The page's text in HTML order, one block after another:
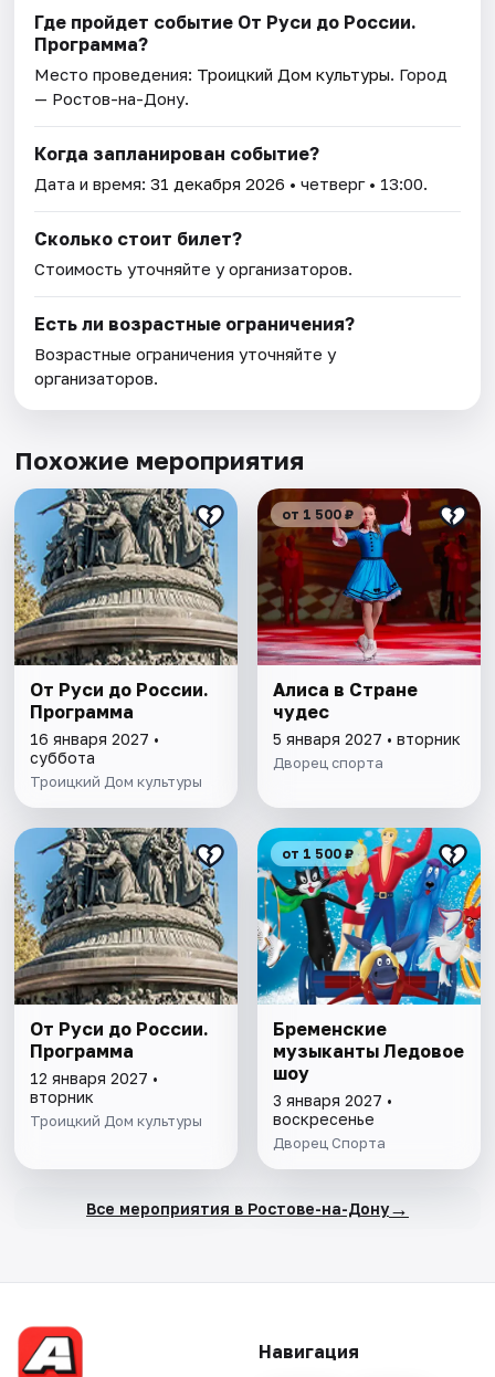
Где пройдет событие От Руси до России.
Программа?
Место проведения: Троицкий Дом культуры. Город
— Ростов-на-Дону.
Когда запланирован событие?
Дата и время:31 декабря 2026 • четверг • 13:00.
Сколько стоит билет?
Стоимость уточняйте у организаторов.
Есть ли возрастные ограничения?
Возрастные ограничения уточняйте у
организаторов.
Похожие мероприятия
От Руси до России.
Программа
16 января 2027 •
суббота
Троицкий Дом культуры
от 1 500 ₽
Алиса в Стране
чудес
5 января 2027 • вторник
Дворец спорта
От Руси до России.
Программа
12 января 2027 •
вторник
Троицкий Дом культуры
от 1 500 ₽
Бременские
музыканты Ледовое
шоу
3 января 2027 •
воскресенье
Дворец Спорта
Все мероприятия в Ростове-на-Дону→
Навигация